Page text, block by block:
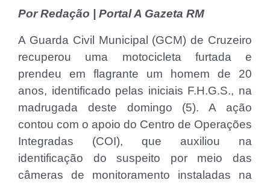
Por Redação | Portal A Gazeta RM
A Guarda Civil Municipal (GCM) de Cruzeiro
recuperou uma motocicleta furtada e
prendeu em flagrante um homem de 20
anos, identificado pelas iniciais F.H.G.S., na
madrugada deste domingo (5). A ação
contou com o apoio do Centro de Operações
Integradas (COI), que auxiliou na
identificação do suspeito por meio das
câmeras de monitoramento instaladas na